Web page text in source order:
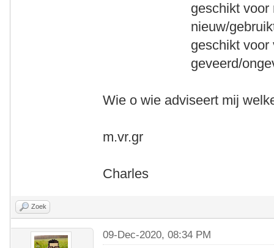
geschikt voor mijn
nieuw/gebruikt
geschikt voor
geveerd/
Wie o wie adviseert mij
m.vr.gr
Charles
Zoek
09-Dec-2020, 08:34 PM